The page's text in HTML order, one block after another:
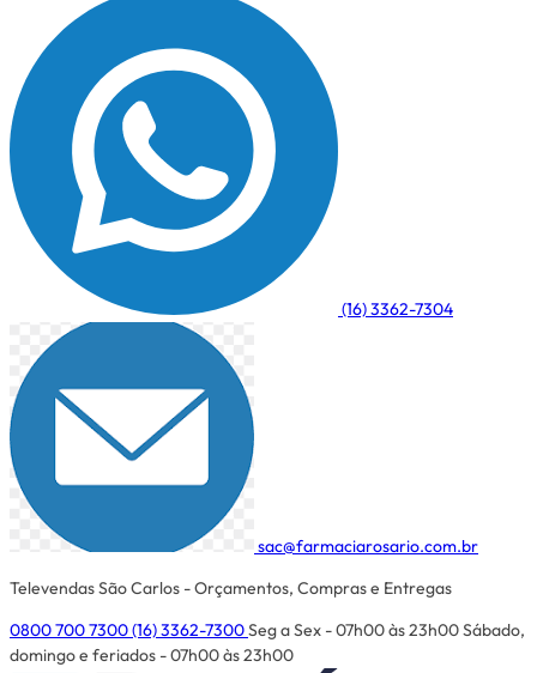
(16) 3362-7304
sac@farmaciarosario.com.br
Televendas São Carlos - Orçamentos, Compras e Entregas
0800 700 7300(16) 3362-7300Seg a Sex - 07h00 às 23h00Sábado,
domingo e feriados - 07h00 às 23h00